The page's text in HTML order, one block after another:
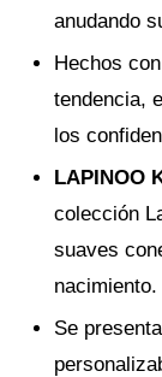
anudando
Hechos
tendencia,
los
LAPINOO
colección
suaves
nacimiento.
Se